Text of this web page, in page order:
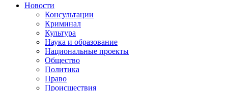
Новости
Консультации
Криминал
Культура
Наука и образование
Национальные проекты
Общество
Политика
Право
Происшествия